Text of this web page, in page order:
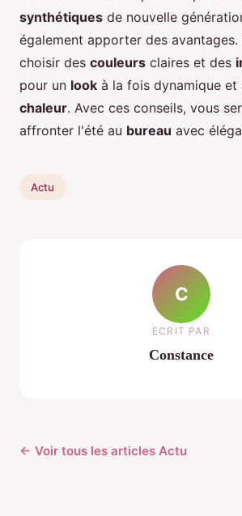
synthétiques de nouvelle
également apporter des avantages.
choisir des couleurs claires et des
pour un look à la fois dynamique et
chaleur. Avec ces conseils, vous
affronter l'été au bureau avec
Actu
C
ECRIT PAR
Constance
← Voir tous les articles Actu